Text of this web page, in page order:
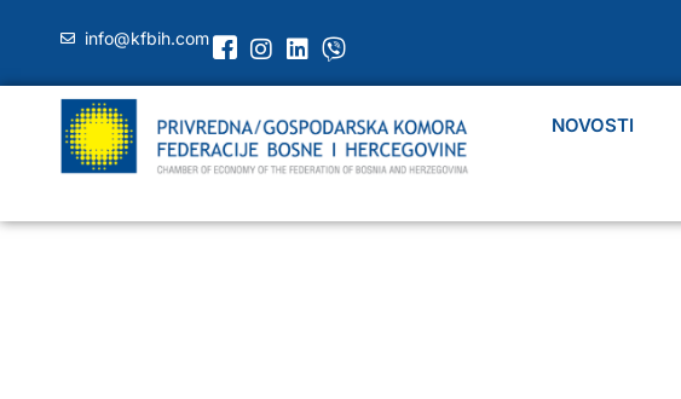
info@kfbih.com
NOVOSTI